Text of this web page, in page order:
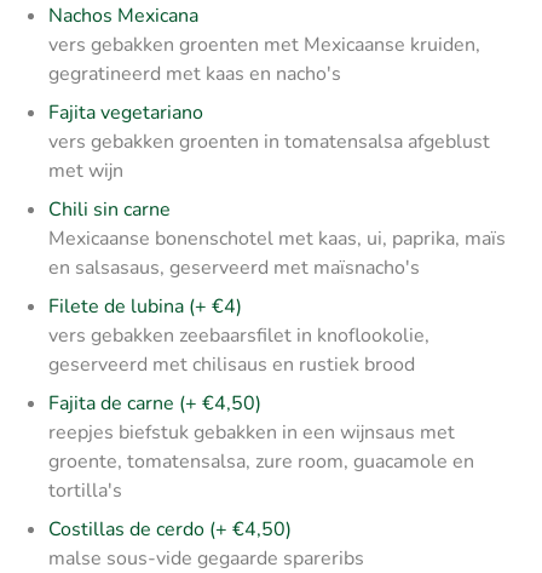
Nachos Mexicana
vers gebakken groenten met Mexicaanse kruiden,
gegratineerd met kaas en nacho's
Fajita vegetariano
vers gebakken groenten in tomatensalsa afgeblust
met wijn
Chili sin carne
Mexicaanse bonenschotel met kaas, ui, paprika, maïs
en salsasaus, geserveerd met maïsnacho's
Filete de lubina (+ €4)
vers gebakken zeebaarsfilet in knoflookolie,
geserveerd met chilisaus en rustiek brood
Fajita de carne (+ €4,50)
reepjes biefstuk gebakken in een wijnsaus met
groente, tomatensalsa, zure room, guacamole en
tortilla's
Costillas de cerdo (+ €4,50)
malse sous-vide gegaarde spareribs